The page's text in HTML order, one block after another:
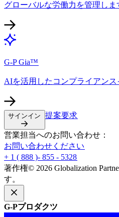
グローバルな労働力を管理しま
G-P Gia™​​
AIを活用したコンプライアンス
サインイン​​ 提案要求​​
営業担当へのお問い合わせ：​​
お問い合わせください​​
+ 1 ( 888 )- 855 - 5328​​
著作権© 2026 Globalization
す。​​
G-Pプロダクツ​​